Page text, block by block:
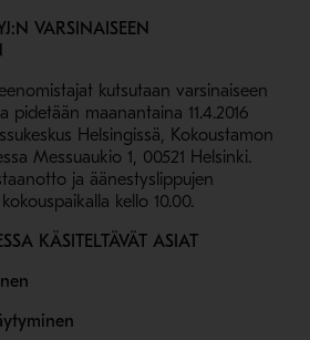
VARSINAISEEN
kutsutaan varsinaiseen
pidetään maanantaina 11.4.2016
Helsingissä, Kokoustamon
Messuaukio 1, 00521 Helsinki.
ja äänestyslippujen
kello 10.00.
KÄSITELTÄVÄT ASIAT